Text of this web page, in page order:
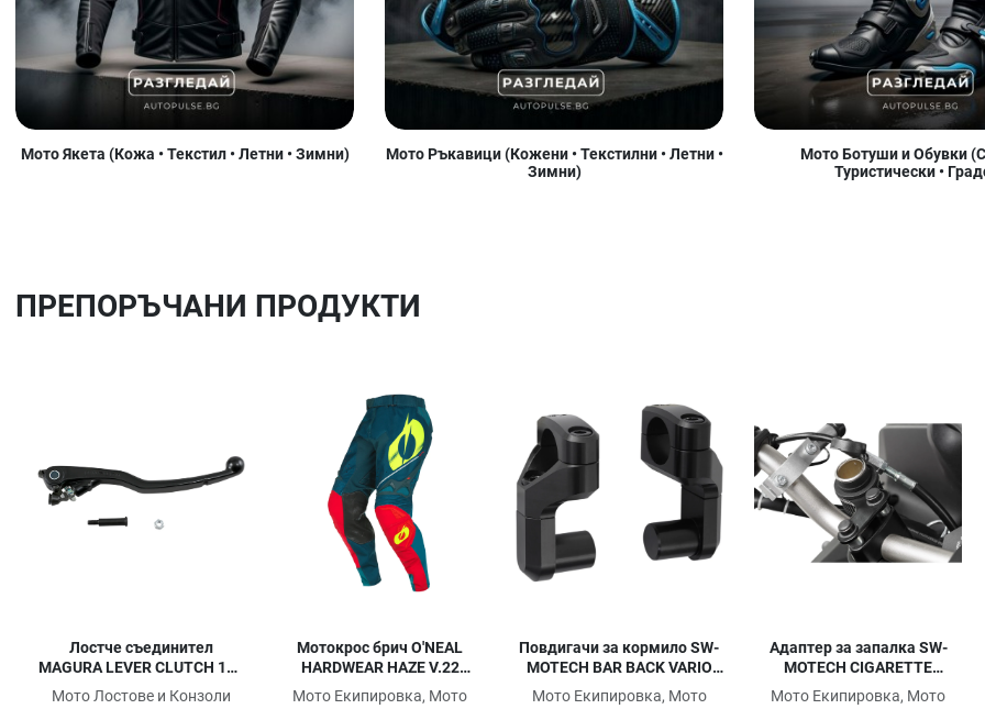
Мото Якета (Кожа • Текстил • Летни • Зимни)
Мото Ръкавици (Кожени • Текстилни • Летни •
Зимни)
Мото Ботуши и Обувки
Туристически •
ПРЕПОРЪЧАНИ ПРОДУКТИ
Сравни продукт
Лостче съединител
MAGURA LEVER CLUTCH 167
STR BLK
Мото Лостове и Конзоли
Сравни продукт
Quick View
Мотокрос брич O'NEAL
HARDWEAR HAZE V.22
Мото Екипировка, Мото
Сравни продукт
Quick View
Повдигачи за кормило SW-
MOTECH BAR BACK VARIO
Мото Екипировка, Мото
Адаптер за запалка SW-
MOTECH CIGARETTE
LIGHTER SOCKET 1
Мото Екипировка, Мото